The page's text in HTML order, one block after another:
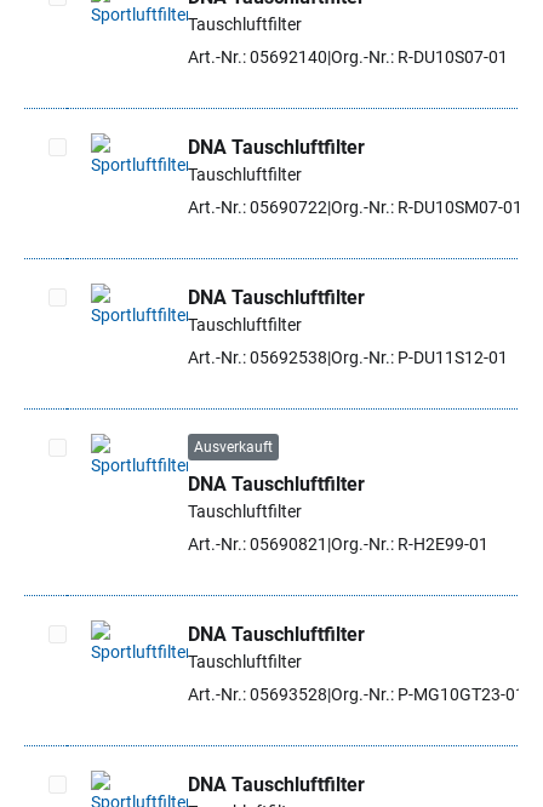
Artikel auswählen
Tauschluftfilter
Art.-Nr.: 05692140 Org.-Nr.: R-DU10S07-01
Artikel auswählen
DNA Tauschluftfilter
Tauschluftfilter
Art.-Nr.: 05690722 Org.-Nr.: R-DU10SM07-01
Artikel auswählen
DNA Tauschluftfilter
Tauschluftfilter
Art.-Nr.: 05692538 Org.-Nr.: P-DU11S12-01
Artikel auswählen
Ausverkauft
DNA Tauschluftfilter
Tauschluftfilter
Art.-Nr.: 05690821 Org.-Nr.: R-H2E99-01
Artikel auswählen
DNA Tauschluftfilter
Tauschluftfilter
Art.-Nr.: 05693528 Org.-Nr.: P-MG10GT23-01
DNA Tauschluftfilter